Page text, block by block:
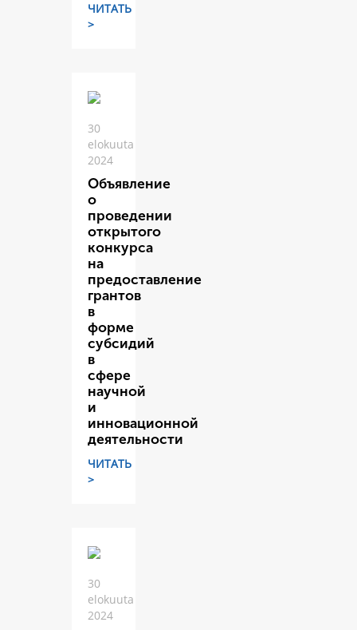
ЧИТАТЬ
>
30
elokuuta
2024
Объявление
о
проведении
открытого
конкурса
на
предоставление
грантов
в
форме
субсидий
в
сфере
научной
и
инновационной
деятельности
ЧИТАТЬ
>
30
elokuuta
2024